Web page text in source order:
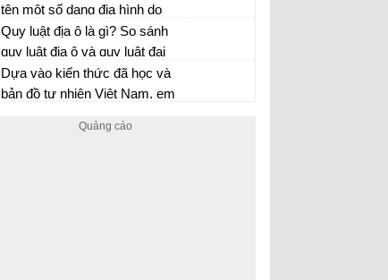
phân bố công nghiệp.
tên một số dạng địa hình do
quá trình bóc mòn tạo thành?
Quy luật địa ô là gì? So sánh
quy luật địa ô và quy luật đai
cao
Địa lí 10
Dựa vào kiến thức đã học và
bản đồ tự nhiên Việt Nam, em
lũ ở các sông ngòi miền Trung